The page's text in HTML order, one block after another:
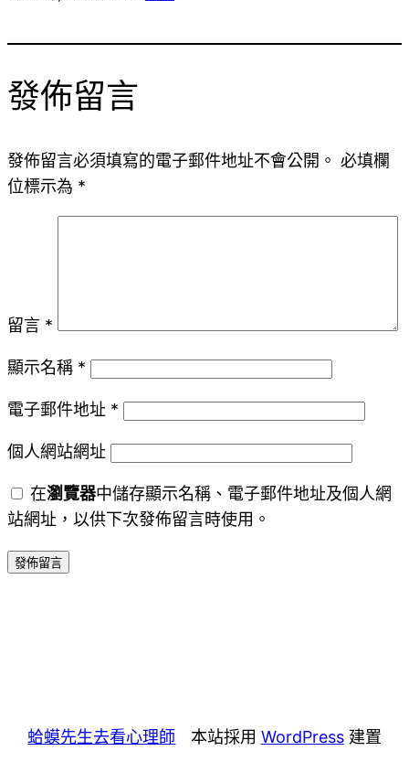
發佈留言
發佈留言必須填寫的電子郵件地址不會公開。 必填欄
位標示為 *
留言 *
顯示名稱 *
電子郵件地址 *
個人網站網址
在瀏覽器中儲存顯示名稱、電子郵件地址及個人網
站網址，以供下次發佈留言時使用。
蛤蟆先生去看心理師 本站採用 WordPress建置